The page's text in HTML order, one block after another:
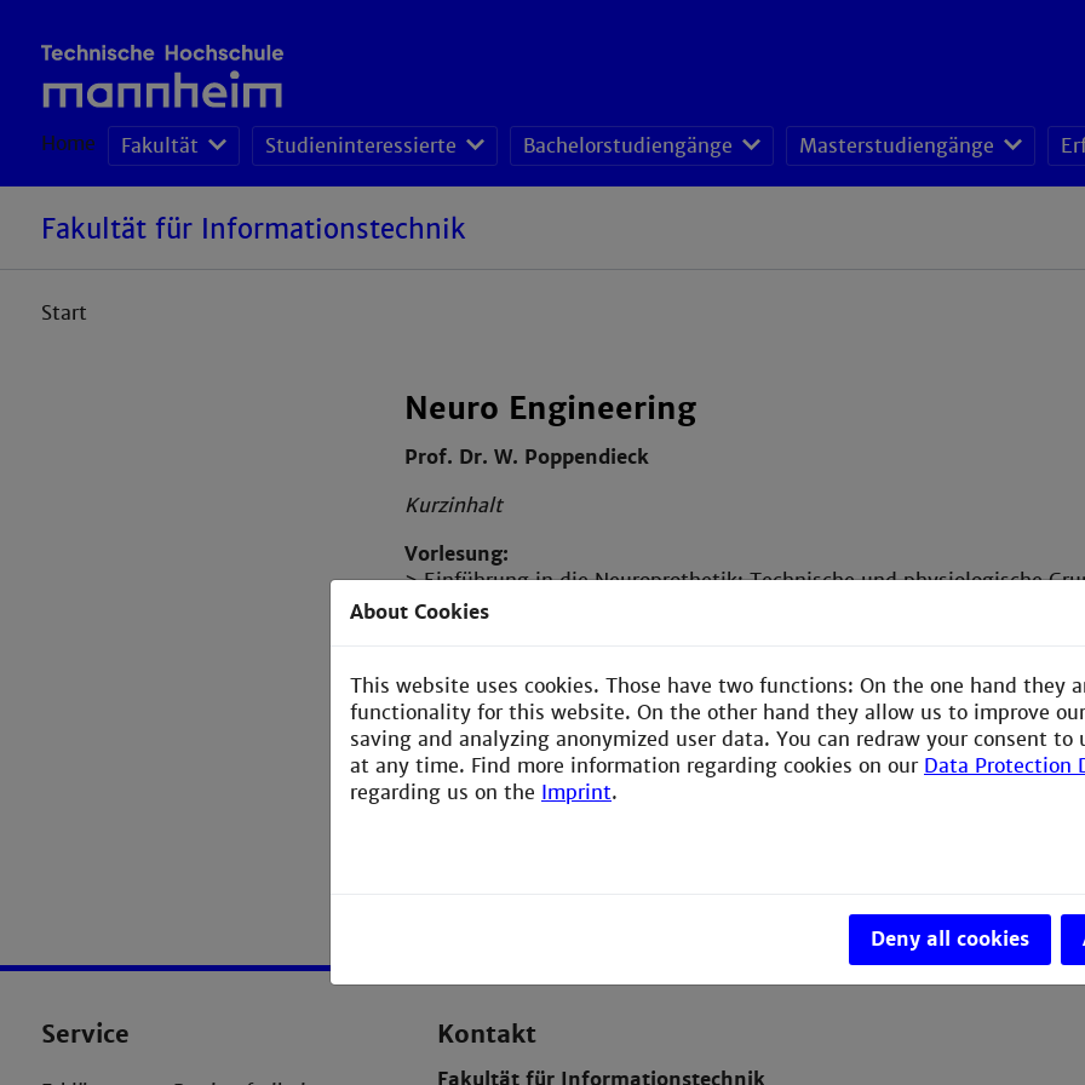
Home Fakultät Studieninteressierte Bachelorstudiengänge Masterstudiengänge
Fakultät für Informationstechnik
Start
Neuro Engineering
Prof. Dr. W. Poppendieck
Kurzinhalt
Vorlesung:
> Einführung in die Neuroprothetik: Technische und physiologische
Neuromodulation, wirtschaftliche und ethische Aspekte
> Ausgewählte Neuroprothesen und Implantate: Herzschrittmacher,
Tiefenhirnstimulation, Brain Computer Interfaces, Blasenstimulation,
Handprothesen
> Aufbau von Neuroprothesen: Elektrische Schnittstellen,
Elektrostimulation, Energie- und Datenübertragung, Kapselung und
> Fertigung von Neuroprothesen: Materialien und Techniken,
Biokompatibilität, Biostabilität und Zulassungsfragen
Service Kontakt
Fakultät für Informationstechnik
About Cookies
This website uses cookies. Those have two functions: On the one hand they
functionality for this website. On the other hand they allow us to improve
saving and analyzing anonymized user data. You can redraw your consent to
at any time. Find more information regarding cookies on our Data Protection
regarding us on the Imprint.
Deny all cookies